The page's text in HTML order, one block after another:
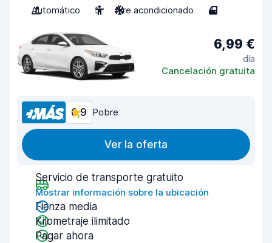
Automático 5 Aire acondicionado 4
6,99 €
día
Cancelación gratuita
6,9 Pobre
Ver la oferta
Servicio de transporte gratuito
Mostrar información sobre la ubicación
Fianza media
Kilometraje ilimitado
Pagar ahora